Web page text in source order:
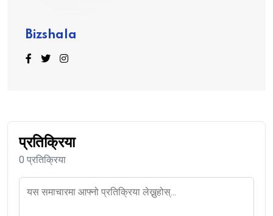
Bizshala
प्रतिक्रिया
0 प्रतिक्रिया